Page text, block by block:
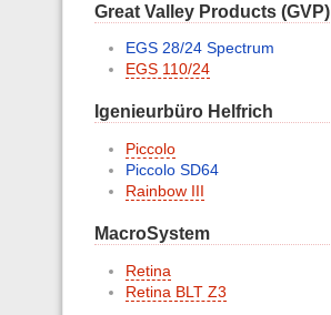
Great Valley Products (GVP)
EGS 28/24 Spectrum
EGS 110/24
Igenieurbüro Helfrich
Piccolo
Piccolo SD64
Rainbow III
MacroSystem
Retina
Retina BLT Z3